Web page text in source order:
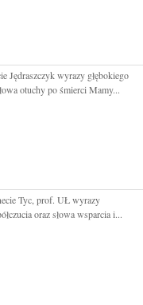
Jędraszczyk wyrazy głębokiego
otuchy po śmierci Mamy...
Tyc, prof. UŁ wyrazy
oraz słowa wsparcia i...